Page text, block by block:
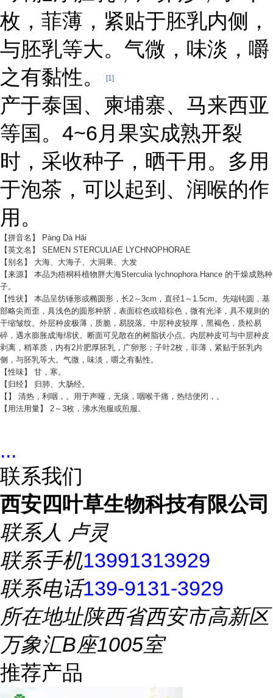
枚，菲薄，紧贴于胚乳内侧，
与胚乳等大。气微，味淡，嚼
之有黏性。
[1]
产于泰国、柬埔寨、马来西亚
等国。4~6月果实成熟开裂
时，采收种子，晒干用。多用
于泡茶，可以起到、润喉的作
用。
【拼音名】 Pànɡ Dà Hǎi
【英文名】 SEMEN STERCULIAE LYCHNOPHORAE
【别名】 大海、大海子、大洞果、大发
【来源】 本品为梧桐科植物胖大海Sterculia lychnophora Hance 的干燥成熟种
子。
【性状】 本品呈纺锤形或椭圆形，长2～3cm，直径1～1.5cm。先端钝圆，基
部略尖而歪，具浅色的圆形种脐，表面棕色或暗棕色，微有光泽，具不规则的
干缩皱纹。外层种皮极薄，质脆，易脱落。中层种皮较厚，黑褐色，质松易
碎，遇水膨胀成海绵状。断面可见散在的树脂状小点。内层种皮可与中层种皮
剥离，稍革质，内有2片肥厚胚乳，广卵形；子叶2枚，菲薄，紧贴于胚乳内
侧，与胚乳等大。气微，味淡，嚼之有黏性。
【性味】 甘，寒。
【归经】 归肺、大肠经。
【】 清热，利咽，。用于声哑，无痰，咽喉干痛，热结便闭，。
【用法用量】 2～3枚，沸水泡服或煎服。
...
联系我们
西安四叶草生物科技有限公司
联系人 卢灵
联系手机13991313929
联系电话139-9131-3929
所在地址陕西省西安市高新区
万象汇B座1005室
推荐产品